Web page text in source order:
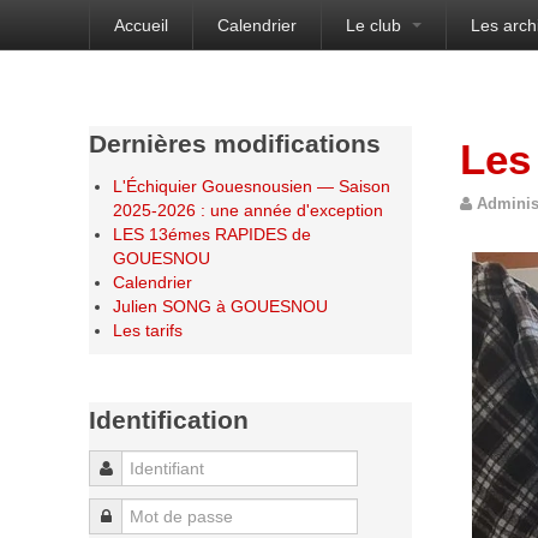
Bienvenue sur le site de l'Échiquier
Accueil Calendrier Le club Les
Dernières modifications
L'Échiquier Gouesnousien — Saison
2025-2026 : une année d'exception
LES 13émes RAPIDES de
GOUESNOU
Calendrier
Julien SONG à GOUESNOU
Les tarifs
Identification
Identifiant
Mot de passe